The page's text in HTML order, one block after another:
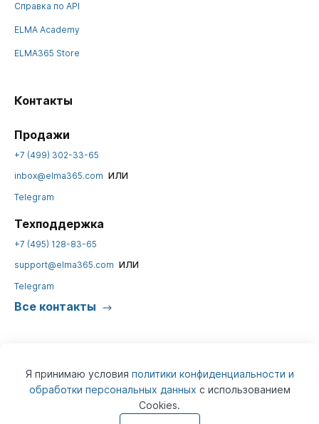
Я принимаю условия политики конфиденциальности и
обработки персональных данных с использованием
Cookies.
Справка по API
ELMA Academy
ELMA365 Store
Контакты
Продажи
+7 (499) 302-33-65
inbox@elma365.com или
Telegram
Техподдержка
+7 (495) 128-83-65
support@elma365.com или
Telegram
Все контакты